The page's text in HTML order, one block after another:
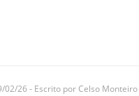
02/26 - Escrito por Celso